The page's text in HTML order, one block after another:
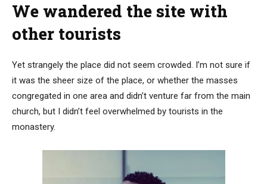
We wandered the site with
other tourists
Yet strangely the place did not seem crowded. I’m not sure if
it was the sheer size of the place, or whether the masses
congregated in one area and didn’t venture far from the main
church, but I didn’t feel overwhelmed by tourists in the
monastery.